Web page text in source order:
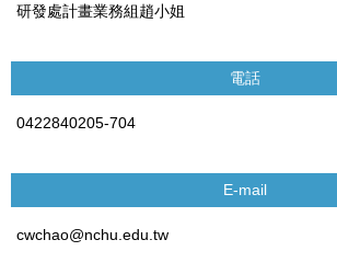
研發處計畫業務組趙小姐
電話
0422840205-704
E-mail
cwchao@nchu.edu.tw